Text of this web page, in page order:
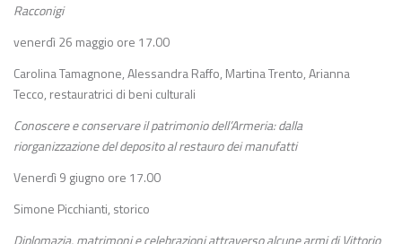
Racconigi
venerdì 26 maggio ore 17.00
Carolina Tamagnone, Alessandra Raffo, Martina Trento, Arianna
Tecco, restauratrici di beni culturali
Conoscere e conservare il patrimonio dell’Armeria: dalla
riorganizzazione del deposito al restauro dei manufatti
Venerdì 9 giugno ore 17.00
Simone Picchianti, storico
Diplomazia, matrimoni e celebrazioni attraverso alcune armi di Vittorio